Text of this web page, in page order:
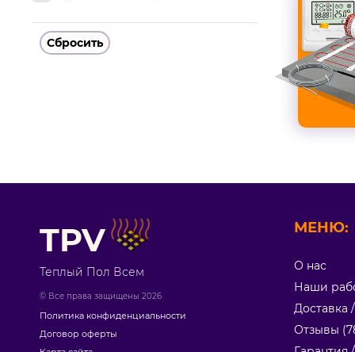
Сбросить
TPV
Теплый Пол Всем
© Все права защищены 2026
Политика конфиденциальности
Договор оферты
МЕНЮ:
О нас
Наши
Доставка
Отзывы